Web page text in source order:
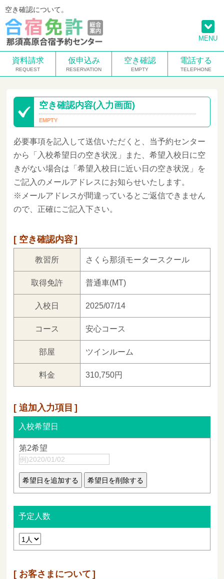
空き確認について。
資料請求 仮申込み 空き確認 電話する
空き確認内容(入力画面)
必要事項を記入して送信いただくと、当予約センター
から「入校希望日の空き状況」また、希望入校日に空
きがない場合は「希望入校日に近い日の空き状況」を
ご記入のメールアドレスにお知らせいたします。
※メールアドレスが間違っているとご返信できません
ので、正確にご記入下さい。
空き確認内容
教習所 さくら那須モータースクール
取得免許 普通車(MT)
入校日 2025/07/14
コース 安心コース
部屋 ツインルーム
料金 310,750円
追加入力項目
入校希望日
第2希望
予定人数
お客さまについて
MENU